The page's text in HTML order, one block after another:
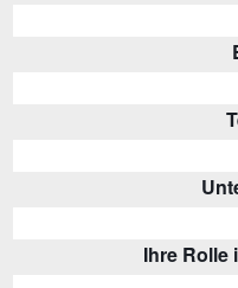
Ihre Rolle